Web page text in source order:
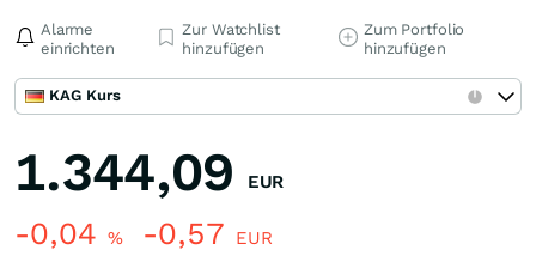
Alarme
einrichten
Zur Watchlist
hinzufügen
Zum Portfolio
hinzufügen
KAG Kurs
1.344,09 EUR
-0,04 % -0,57 EUR